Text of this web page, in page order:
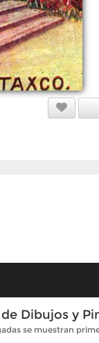
Dibujos y
se muestran